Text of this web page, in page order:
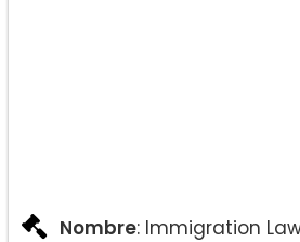
Nombre: Immigration